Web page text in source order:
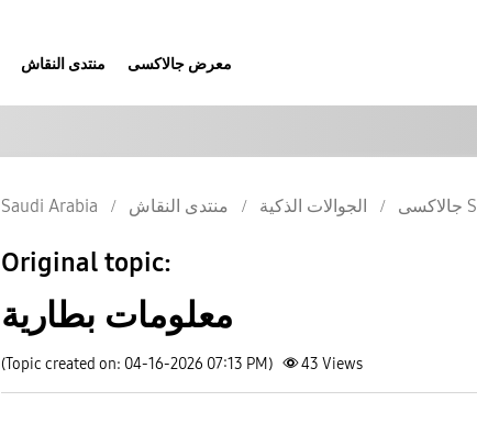
منتدى النقاش معرض جالاكسى
Saudi Arabia منتدى النقاش الجوالات الذكية جالاكسى S
Original topic:
معلومات بطارية
(Topic created on: 04-16-2026 07:13 PM) 43 Views